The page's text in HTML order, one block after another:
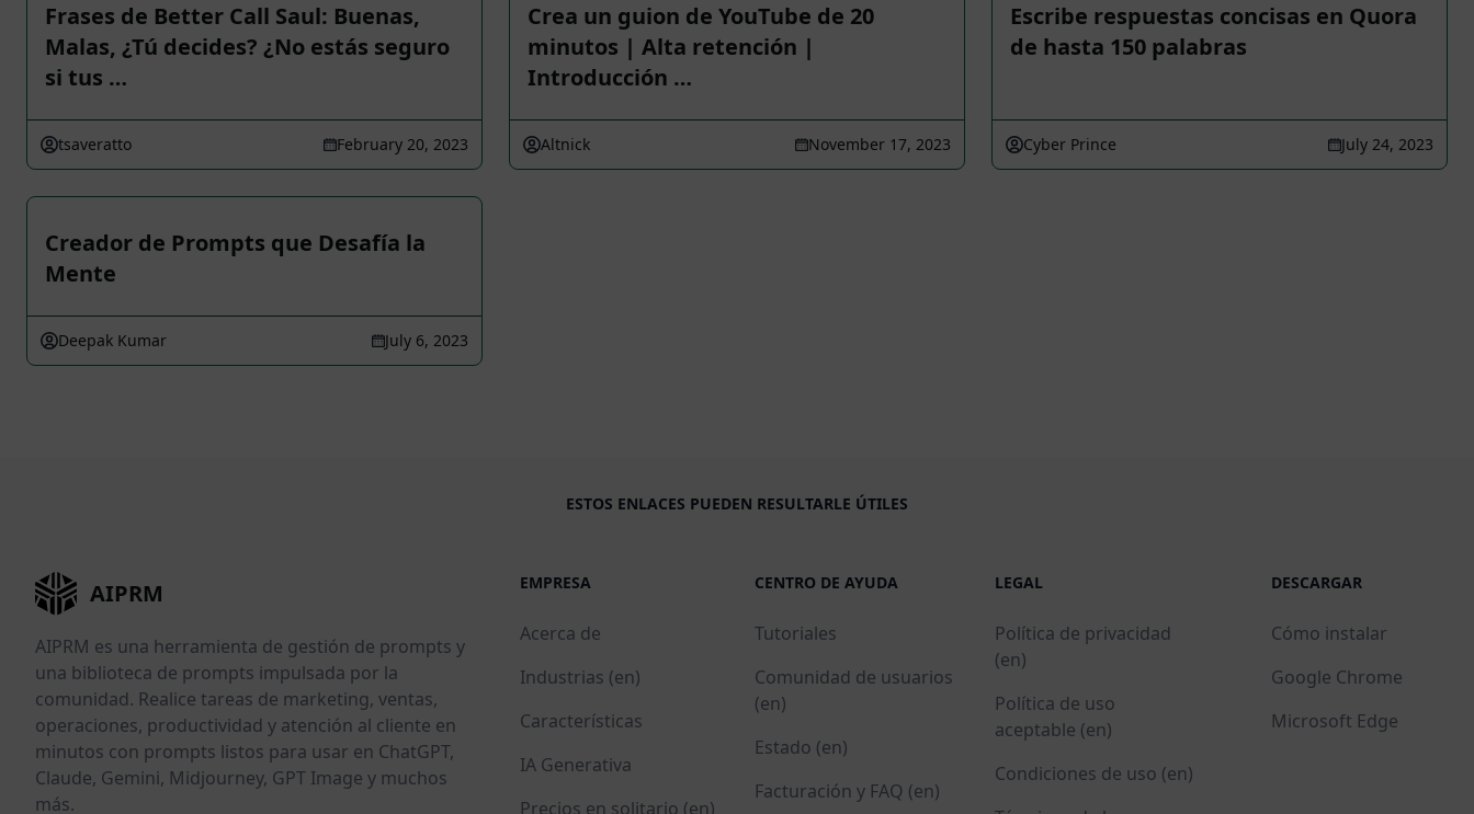
Frases de Better Call Saul: Buenas,
Malas, ¿Tú decides? ¿No estás seguro
si tus …
tsaveratto February 20, 2023
Crea un guion de YouTube de 20
minutos | Alta retención |
Introducción …
Altnick November 17, 2023
Escribe respuestas concisas en Quora
de hasta 150 palabras
Cyber Prince July 24, 2023
Creador de Prompts que Desafía la
Mente
Deepak Kumar July 6, 2023
ESTOS ENLACES PUEDEN RESULTARLE ÚTILES
AIPRM
AIPRM es una herramienta de gestión de prompts y
una biblioteca de prompts impulsada por la
comunidad. Realice tareas de marketing, ventas,
operaciones, productividad y atención al cliente en
minutos con prompts listos para usar en ChatGPT,
Claude, Gemini, Midjourney, GPT Image y muchos
más.
EMPRESA
Acerca de
Industrias (en)
Características
IA Generativa
Precios en solitario (en)
CENTRO DE AYUDA
Tutoriales
Comunidad de usuarios
(en)
Estado (en)
Facturación y FAQ (en)
LEGAL
Política de privacidad
(en)
Política de uso
aceptable (en)
Condiciones de uso (en)
DESCARGAR
Cómo instalar
Google Chrome
Microsoft Edge